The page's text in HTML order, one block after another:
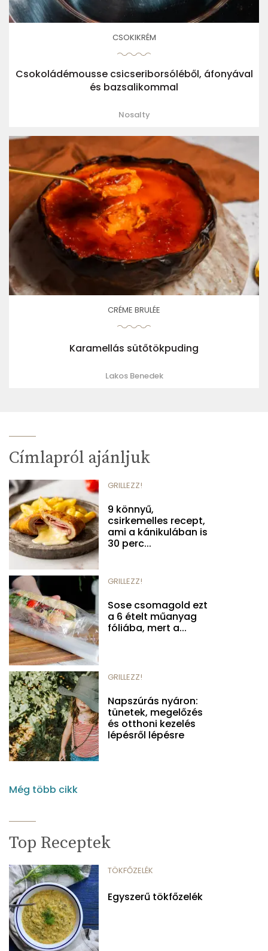
CSOKIKRÉM
Csokoládémousse csicseriborsóléből, áfonyával
és bazsalikommal
Nosalty
CRÉME BRULÉE
Karamellás sütőtökpuding
Lakos Benedek
Címlapról ajánljuk
GRILLEZZ!
9 könnyű,
csirkemelles recept,
ami a kánikulában is
30 perc...
GRILLEZZ!
Sose csomagold ezt
a 6 ételt műanyag
fóliába, mert a...
GRILLEZZ!
Napszúrás nyáron:
tünetek, megelőzés
és otthoni kezelés
lépésről lépésre
Még több cikk
Top Receptek
TÖKFŐZELÉK
Egyszerű tökfőzelék